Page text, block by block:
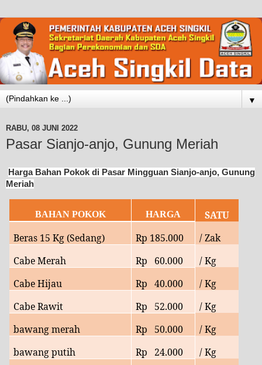
▼
RABU, 08 JUNI 2022
Pasar Sianjo-anjo, Gunung Meriah
Harga Bahan Pokok di Pasar Mingguan Sianjo-anjo, Gunung
Meriah
BAHAN POKOK HARGA
SATU
Beras 15 Kg (Sedang)
Rp 185.000
/ Zak
Cabe Merah
Rp 60.000
/ Kg
Cabe Hijau
Rp 40.000
/ Kg
Cabe Rawit
Rp 52.000
/ Kg
bawang merah
Rp 50.000
/ Kg
bawang putih
Rp 24.000 / Kg